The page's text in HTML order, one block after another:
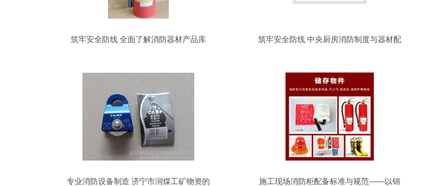
筑牢安全防线 全面了解消防器材产品库
筑牢安全防线 中央厨房消防制度与器材配
专业消防设备制造 济宁市润煤工矿物资的
施工现场消防柜配备标准与规范——以锦